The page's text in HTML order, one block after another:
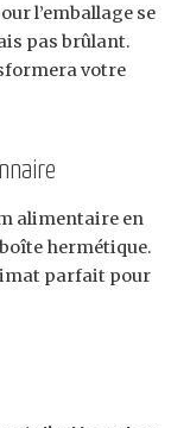
l’emballage se
pas brûlant.
votre
alimentaire en
hermétique.
parfait pour